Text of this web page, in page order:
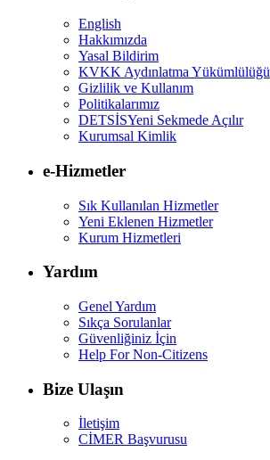
English
Hakkımızda
Yasal Bildirim
KVKK Aydınlatma Yükümlülüğü
Gizlilik ve Kullanım
Politikalarımız
DETSİSYeni Sekmede Açılır
Kurumsal Kimlik
e-Hizmetler
Sık Kullanılan Hizmetler
Yeni Eklenen Hizmetler
Kurum Hizmetleri
Yardım
Genel Yardım
Sıkça Sorulanlar
Güvenliğiniz İçin
Help For Non-Citizens
Bize Ulaşın
İletişim
CİMER Başvurusu